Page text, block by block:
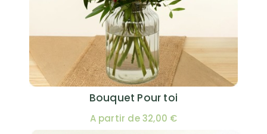
Bouquet Pour toi
A partir de 32,00 €